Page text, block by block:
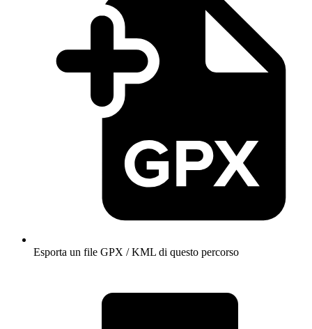
Esporta un file GPX / KML di questo percorso